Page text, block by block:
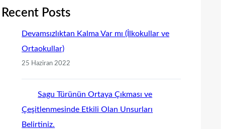
Recent Posts
Devamsızlıktan Kalma Var mı (İlkokullar ve
Ortaokullar)
25 Haziran 2022
Sagu Türünün Ortaya Çıkması ve
Çeşitlenmesinde Etkili Olan Unsurları
Belirtiniz.